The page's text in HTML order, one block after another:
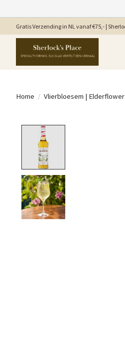
Gratis Verzending in NL vanaf €75,- |
Home / Vlierbloesem |